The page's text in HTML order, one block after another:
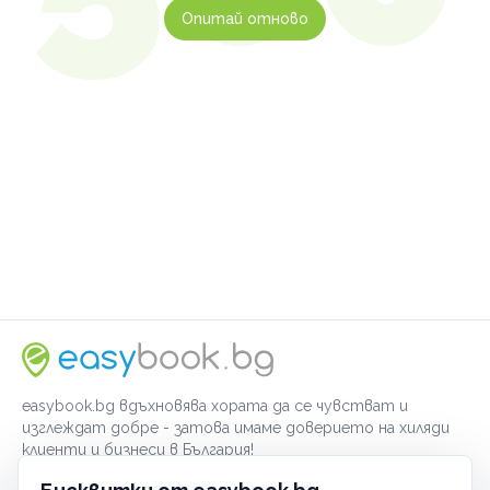
Опитай отново
easybook.bg вдъхновява хората да се чувстват и
изглеждат добре - затова имаме доверието на хиляди
клиенти и бизнеси в България!